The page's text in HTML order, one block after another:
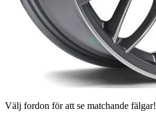
Välj fordon för att se matchande fälgar!